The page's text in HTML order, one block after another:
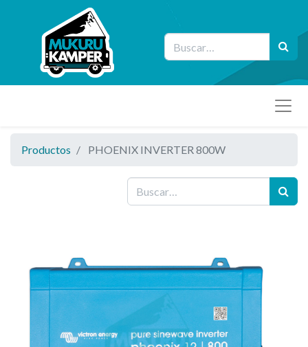
Productos PHOENIX INVERTER 800W